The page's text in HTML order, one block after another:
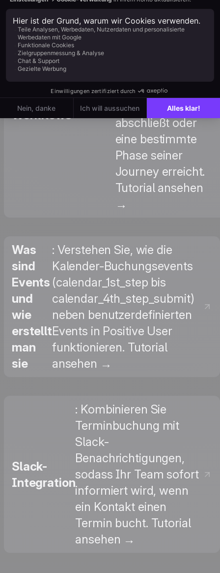
Automatisierungs-
Workflows
: Richten Sie
Automatisierungen
Termin bucht, das
Onboarding
abschließt oder
eine bestimmte
Phase seiner
Journey erreicht.
Tutorial ansehen
→
Was
sind
Events
und
wie
erstellt
man
sie
: Verstehen Sie, wie die
Kalender-Buchungsevents
(calendar_1st_step bis
calendar_4th_step_submit)
neben benutzerdefinierten
Events in Positive User
funktionieren. Tutorial
ansehen →
Slack-
Integration
: Kombinieren Sie
Terminbuchung mit
Slack-
Benachrichtigungen,
sodass Ihr Team sofort
informiert wird, wenn
ein Kontakt einen
Termin bucht. Tutorial
ansehen →